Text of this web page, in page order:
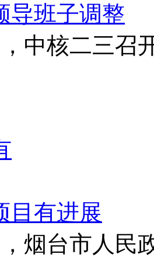
导班子调整
中核二三召
目有进展
烟台市人民